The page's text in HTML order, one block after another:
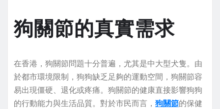
狗關節的真實需求
在香港，狗關節問題十分普遍，尤其是中大型犬隻。由
於都市環境限制，狗狗缺乏足夠的運動空間，狗關節容
易出現僵硬、退化或疼痛。狗關節的健康直接影響狗狗
的行動能力與生活品質。對於市民而言， 狗關節的保健